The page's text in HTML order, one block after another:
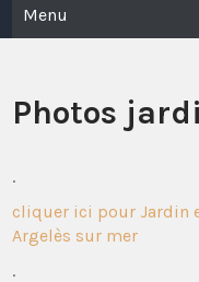
Menu
Photos
.
cliquer ici pour Jardin
Argelès sur mer
.